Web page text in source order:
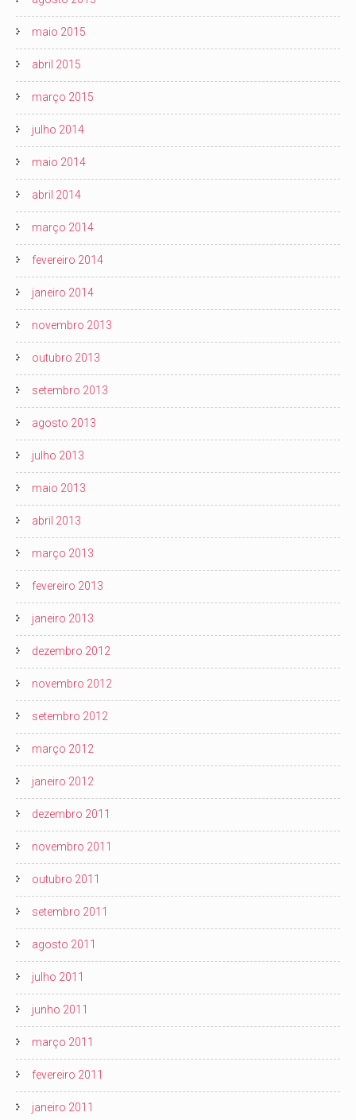
maio 2015
abril 2015
março 2015
julho 2014
maio 2014
abril 2014
março 2014
fevereiro 2014
janeiro 2014
novembro 2013
outubro 2013
setembro 2013
agosto 2013
julho 2013
maio 2013
abril 2013
março 2013
fevereiro 2013
janeiro 2013
dezembro 2012
novembro 2012
setembro 2012
março 2012
janeiro 2012
dezembro 2011
novembro 2011
outubro 2011
setembro 2011
agosto 2011
julho 2011
junho 2011
março 2011
fevereiro 2011
janeiro 2011